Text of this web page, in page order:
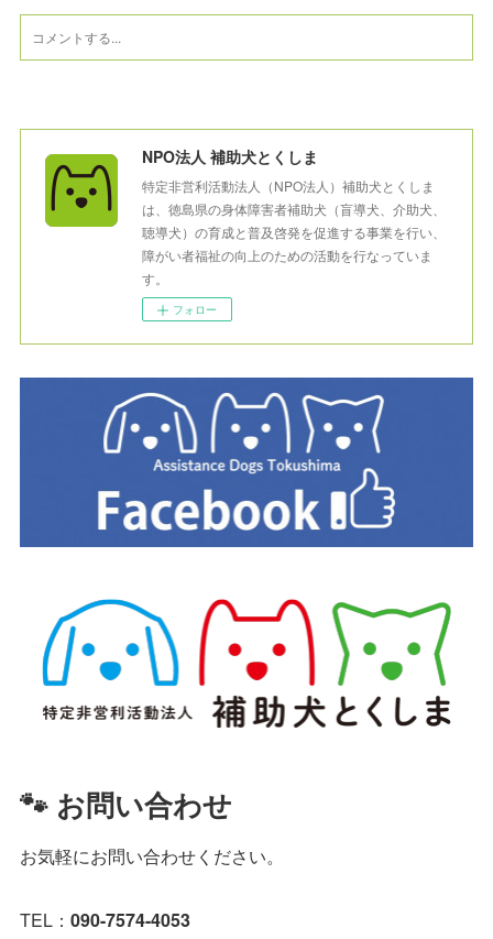
NPO法人 補助犬とくしま
特定非営利活動法人（NPO法人）補助犬とくしま
は、徳島県の身体障害者補助犬（盲導犬、介助犬、
聴導犬）の育成と普及啓発を促進する事業を行い、
障がい者福祉の向上のための活動を行なっていま
す。
フォロー
🐾 お問い合わせ
お気軽にお問い合わせください。
TEL：090-7574-4053